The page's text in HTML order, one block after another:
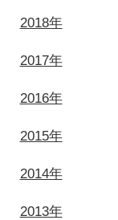
2018年
2017年
2016年
2015年
2014年
2013年